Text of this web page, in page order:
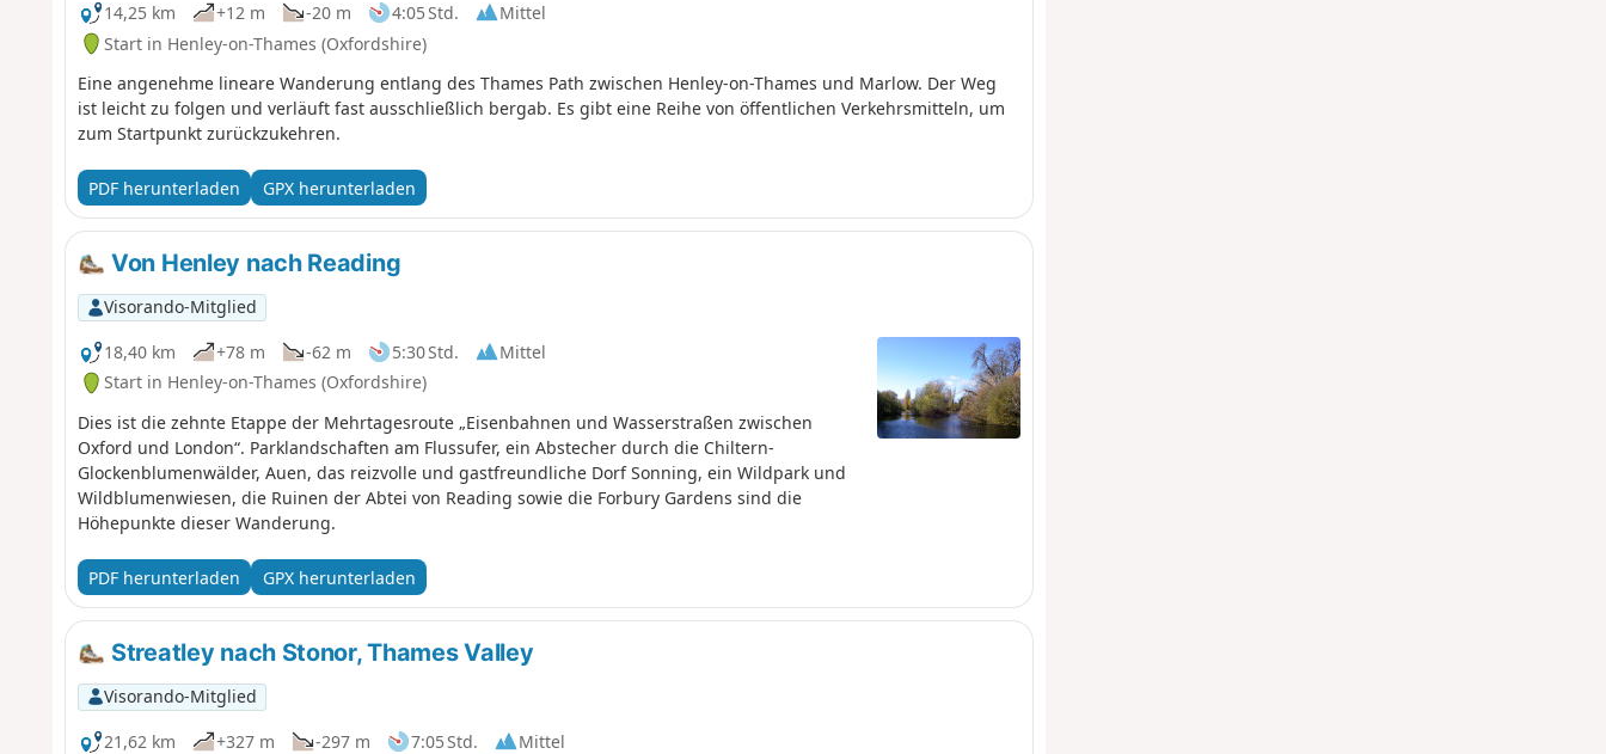
14,25 km
+12 m -20 m 4:05 Std.
Mittel
Start in Henley-on-Thames (Oxfordshire)
Eine angenehme lineare Wanderung entlang des Thames Path zwischen Henley-on-Thames und Marlow. Der Weg
ist leicht zu folgen und verläuft fast ausschließlich bergab. Es gibt eine Reihe von öffentlichen Verkehrsmitteln, um
zum Startpunkt zurückzukehren.
PDF herunterladen GPX herunterladen
Von Henley nach Reading
Visorando-Mitglied
18,40 km
+78 m -62 m 5:30 Std.
Mittel
Start in Henley-on-Thames (Oxfordshire)
Dies ist die zehnte Etappe der Mehrtagesroute „Eisenbahnen und Wasserstraßen zwischen
Oxford und London“. Parklandschaften am Flussufer, ein Abstecher durch die Chiltern-
Glockenblumenwälder, Auen, das reizvolle und gastfreundliche Dorf Sonning, ein Wildpark und
Wildblumenwiesen, die Ruinen der Abtei von Reading sowie die Forbury Gardens sind die
Höhepunkte dieser Wanderung.
PDF herunterladen GPX herunterladen
Streatley nach Stonor, Thames Valley
Visorando-Mitglied
21,62 km
+327 m -297 m 7:05 Std.
Mittel